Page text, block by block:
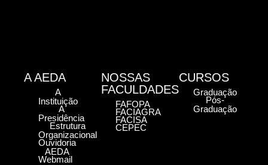
A AEDA
A
Instituição
A
Presidência
Estrutura
Organizacional
Ouvidoria
AEDA
Webmail
NOSSAS
FACULDADES
FAFOPA
FACIAGRA
FACISA
CEPEC
CURSOS
Graduação
Pós-
Graduação